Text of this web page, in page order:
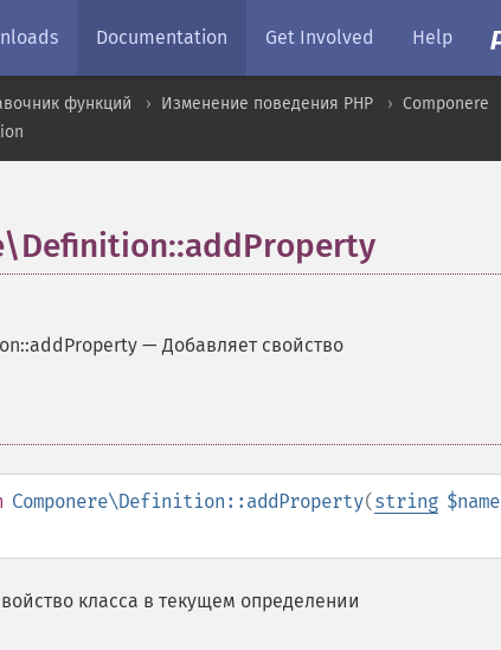
Documentation Get Involved Help
функций Изменение поведения PHP
Componere
—Добавляет свойство
Componere\Definition::addProperty(string $name
класса в текущем определении